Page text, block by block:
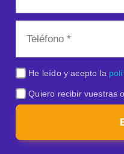
He leído y acepto la
Quiero recibir vuestras